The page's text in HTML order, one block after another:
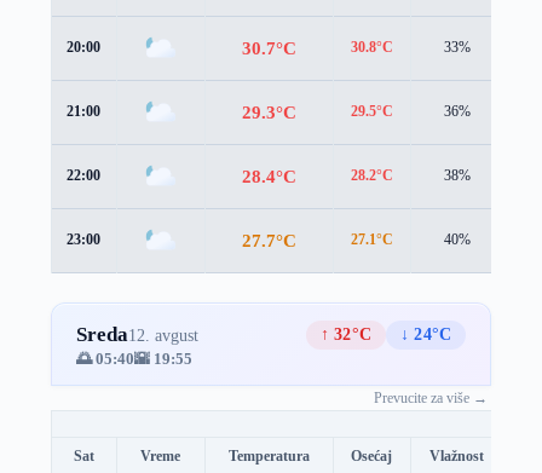
20:00 30.7°C 30.8°C 33%
21:00 29.3°C 29.5°C 36%
22:00 28.4°C 28.2°C 38%
23:00 27.7°C 27.1°C 40%
Sreda12. avgust ↑ 32°C
↓ 24°C
🌅 05:40🌇 19:55
Prevucite za više →
Sat Vreme Temperatura Osećaj Vlažnost